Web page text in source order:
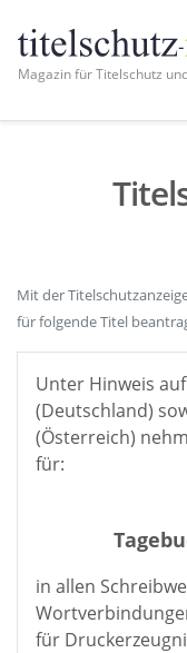
Magazin für Titelschutz
Mit der
für folgende Titel
Unter Hinweis
(Deutschland)
(Österreich)
für:
in allen
für